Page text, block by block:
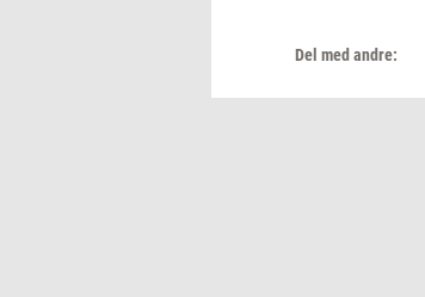
Del med andre: